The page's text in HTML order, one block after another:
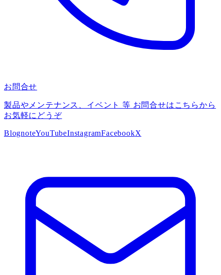
お問合せ
製品やメンテナンス、イベント 等 お問合せはこちらから
お気軽にどうぞ
BlognoteYouTubeInstagramFacebookX